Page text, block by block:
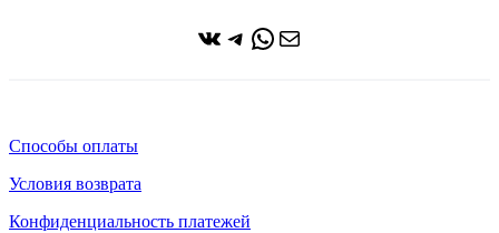
ВКонтакте
Telegram
WhatsApp
Почта
Способы оплаты
Условия возврата
Конфиденциальность платежей